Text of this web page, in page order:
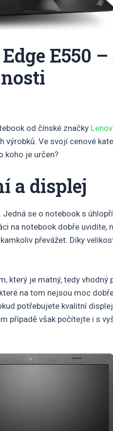
E550 –
od čínské značky
výrobků. Ve svojí cenové
koho je určen?
a displej
se o notebook s
na notebook dobře uvidíte,
převážet. Díky
který je matný, tedy vhodný
na tom nejsou moc
potřebujete kvalitní
případě však počítejte i s